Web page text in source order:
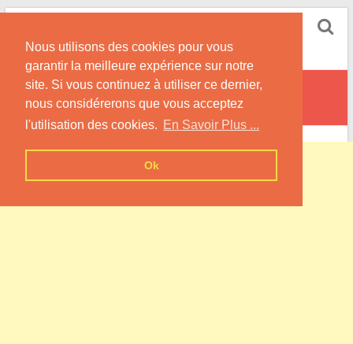
Nous utilisons des cookies pour vous
garantir la meilleure expérience sur notre
site. Si vous continuez à utiliser ce dernier,
nous considérerons que vous acceptez
l'utilisation des cookies. En Savoir Plus ...
Ok
Skip
content
Informations sur les Pompes à Chaleur
Martisserre